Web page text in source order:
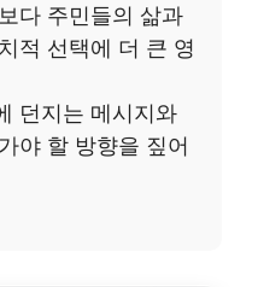
다 주민들의 삶과
적 선택에 더 큰 영
던지는 메시지와
야 할 방향을 짚어